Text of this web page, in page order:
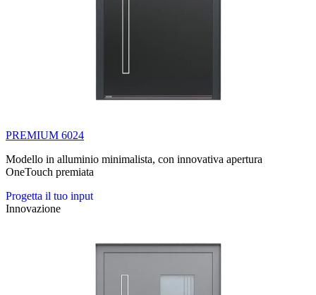
PREMIUM 6024
Modello in alluminio minimalista, con innovativa apertura
OneTouch premiata
Progetta il tuo input
Innovazione